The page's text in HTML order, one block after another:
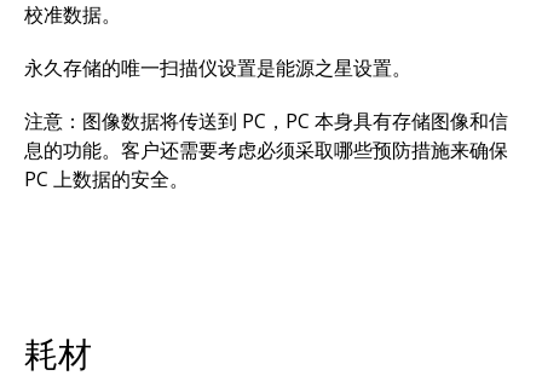
校准数据。
永久存储的唯一扫描仪设置是能源之星设置。
注意：图像数据将传送到 PC，PC 本身具有存储图像和信
息的功能。客户还需要考虑必须采取哪些预防措施来确保
PC 上数据的安全。
耗材